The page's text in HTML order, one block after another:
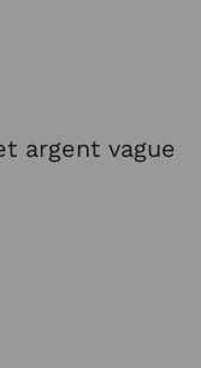
argent vague